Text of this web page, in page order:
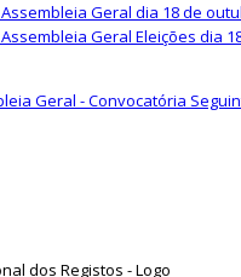
Geral dia 18 de
Geral Eleições dia
Geral - Convocatória